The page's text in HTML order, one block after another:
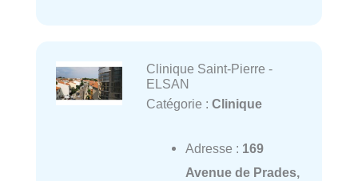
Clinique Saint-Pierre -
ELSAN
Catégorie : Clinique
Adresse : 169
Avenue de Prades,